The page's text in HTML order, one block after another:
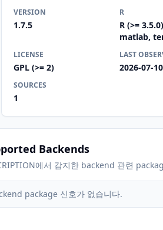
VERSION
1.7.5
R
R (>=
matlab,
LICENSE
GPL (>= 2)
LAST
2026-07-10
SOURCES
1
Backends
에서 감지한 backend 관련
package 신호가 없습니다.